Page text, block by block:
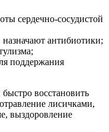
сердечно-сосудистой
антибиотики;
поддержания
восстановить
лисичками,
выздоровление